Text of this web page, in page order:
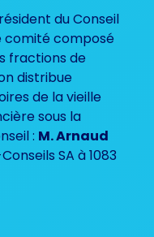
du Conseil
comité composé
fractions de
distribue
de la vieille
sous la
: M. Arnaud
SA à 1083